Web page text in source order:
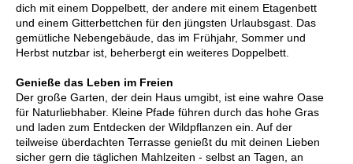
dich mit einem Doppelbett, der andere mit einem Etagenbett
und einem Gitterbettchen für den jüngsten Urlaubsgast. Das
gemütliche Nebengebäude, das im Frühjahr, Sommer und
Herbst nutzbar ist, beherbergt ein weiteres Doppelbett.
Genieße das Leben im Freien
Der große Garten, der dein Haus umgibt, ist eine wahre Oase
für Naturliebhaber. Kleine Pfade führen durch das hohe Gras
und laden zum Entdecken der Wildpflanzen ein. Auf der
teilweise überdachten Terrasse genießt du mit deinen Lieben
sicher gern die täglichen Mahlzeiten - selbst an Tagen, an